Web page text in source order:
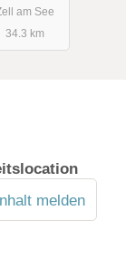
am See
34.3 km
melden